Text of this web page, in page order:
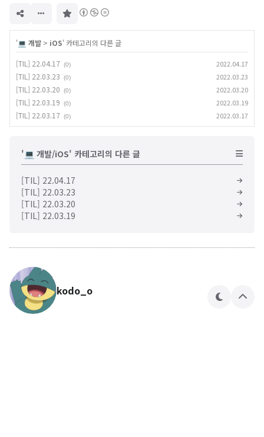
'💻 개발 > iOS' 카테고리의 다른 글
[TIL] 22.04.17 (0) 2022.04.17
[TIL] 22.03.23 (0) 2022.03.23
[TIL] 22.03.20 (0) 2022.03.20
[TIL] 22.03.19 (0) 2022.03.19
[TIL] 22.03.17 (0) 2022.03.17
'💻 개발/iOS' 카테고리의 다른 글
[TIL] 22.04.17
[TIL] 22.03.23
[TIL] 22.03.20
[TIL] 22.03.19
kodo_o
테
상